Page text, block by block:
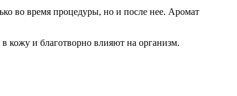
во время процедуры, но и после нее. Аромат
кожу и благотворно влияют на организм.